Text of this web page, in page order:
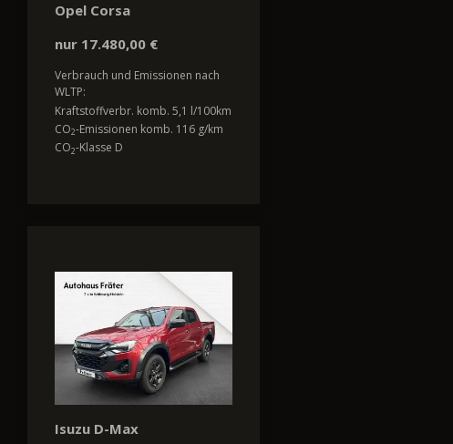
Opel Corsa
nur 17.480,00 €
Verbrauch und Emissionen nach
WLTP:
Kraftstoffverbr. komb. 5,1 l/100km
CO2-Emissionen komb. 116 g/km
CO2-Klasse D
Isuzu D-Max